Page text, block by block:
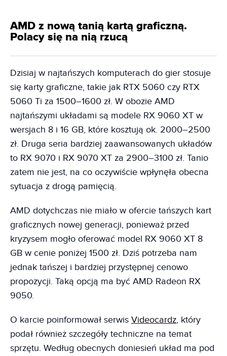
AMD z nową tanią kartą graficzną.
Polacy się na nią rzucą
Dzisiaj w najtańszych komputerach do gier stosuje
się karty graficzne, takie jak RTX 5060 czy RTX
5060 Ti za 1500–1600 zł. W obozie AMD
najtańszymi układami są modele RX 9060 XT w
wersjach 8 i 16 GB, które kosztują ok. 2000–2500
zł. Druga seria bardziej zaawansowanych układów
to RX 9070 i RX 9070 XT za 2900–3100 zł. Tanio
zatem nie jest, na co oczywiście wpłynęła obecna
sytuacja z drogą pamięcią.
AMD dotychczas nie miało w ofercie tańszych kart
graficznych nowej generacji, ponieważ przed
kryzysem mogło oferować model RX 9060 XT 8
GB w cenie poniżej 1500 zł. Dziś potrzeba nam
jednak tańszej i bardziej przystępnej cenowo
propozycji. Taką opcją ma być AMD Radeon RX
9050.
O karcie poinformował serwis Videocardz, który
podał również szczegóły techniczne na temat
sprzętu. Według obecnych doniesień układ ma pod